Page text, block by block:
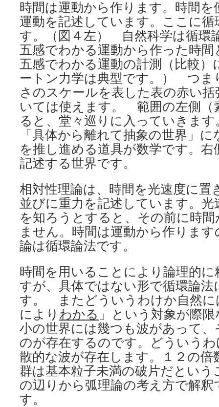
時間は運動から作ります。時間
運動を記述しています。ここに
す。（図４左） 自然科学は循環
五感でわかる運動から作った時
五感でわかる運動の計測（比較）
ートン力学は典型です。） つま
さのスケールを表した表の赤い
いては使えます。 範囲の左側（
ると、堂々巡りに入っていきま
「具体から離れて抽象の世界」
を推し進める道具が数学です。右
記述する世界です。
相対性理論は、時間を光速度に置
並びに重力を記述しています。光
を知ろうとすると、その前に時
ません。時間は運動から作りま
論は循環論法です。
時間を用いることにより論理的
すが、具体ではない形で循環論
す。 またどういうわけか自然に
により わかる 」という対象が際
小の世界には幾つも波があって
のが存在するのです。どういう
散的な波が存在します。１２の倍
群は基本粒子未満の破片だとい
の辺りから弧理論の考え方で解
す。